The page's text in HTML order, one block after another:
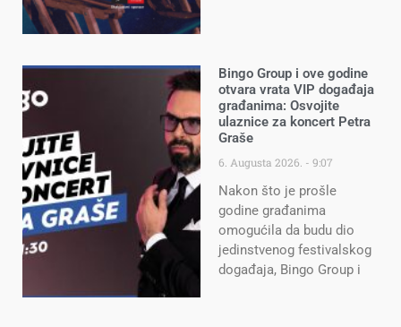
Bingo Group i ove godine
otvara vrata VIP događaja
građanima: Osvojite
ulaznice za koncert Petra
Graše
6. Augusta 2026. 9:07
Nakon što je prošle
godine građanima
omogućila da budu dio
jedinstvenog festivalskog
događaja, Bingo Group i